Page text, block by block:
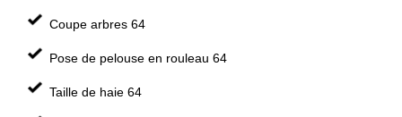
Coupe arbres 64
Pose de pelouse en rouleau 64
Taille de haie 64